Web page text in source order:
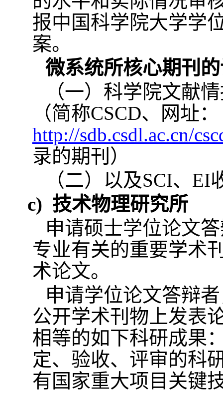
报中国科学院大学学
案。
微系统所核心期刊
（一）科学院文献
（简称CSCD、网址：
http://sdb.csdl.ac.cn/
录的期刊）
（二）以及SCI、 EI
c) 技术物理研究所
申请硕士学位论文
专业有关的重要学术
术论文。
申请学位论文答辩
公开学术刊物上发表
相等的如下科研成果
定、验收、评审的科
有国家重大项目关键